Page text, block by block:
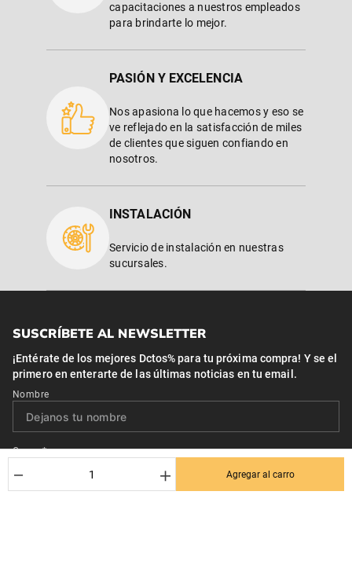
＋
－ Agregar al carro
capacitaciones a nuestros empleados
para brindarte lo mejor.
PASIÓN Y EXCELENCIA
Nos apasiona lo que hacemos y eso se
ve reflejado en la satisfacción de miles
de clientes que siguen confiando en
nosotros.
INSTALACIÓN
Servicio de instalación en nuestras
sucursales.
SUSCRÍBETE AL NEWSLETTER
¡Entérate de los mejores Dctos% para tu próxima compra! Y se el
primero en enterarte de las últimas noticias en tu email.
Nombre
Correo*